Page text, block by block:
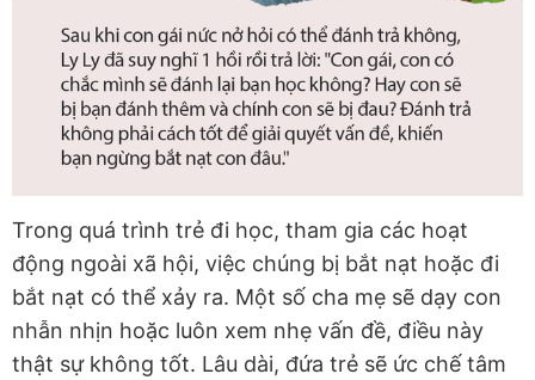
Trong quá trình trẻ đi học, tham gia các hoạt
động ngoài xã hội, việc chúng bị bắt nạt hoặc đi
bắt nạt có thể xảy ra. Một số cha mẹ sẽ dạy con
nhẫn nhịn hoặc luôn xem nhẹ vấn đề, điều này
thật sự không tốt. Lâu dài, đứa trẻ sẽ ức chế tâm